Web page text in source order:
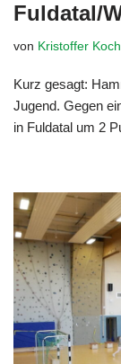
Fuldatal/
von Kristoffer Koch
Kurz gesagt:
Jugend. Gegen
in Fuldatal um 2